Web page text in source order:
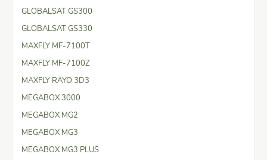
GLOBALSAT GS300
GLOBALSAT GS330
MAXFLY MF-7100T
MAXFLY MF-7100Z
MAXFLY RAYO 3D3
MEGABOX 3000
MEGABOX MG2
MEGABOX MG3
MEGABOX MG3 PLUS